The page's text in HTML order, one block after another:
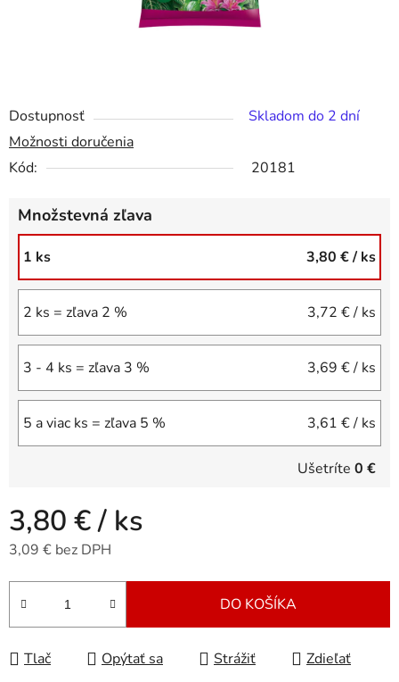
Dostupnosť
Skladom do 2 dní
Možnosti doručenia
Kód:
20181
Množstevná zľava
1 ks 3,80 €/ ks
2 ks = zľava 2 % 3,72 €/ ks
3 - 4 ks = zľava 3 % 3,69 €/ ks
5 a viac ks = zľava 5 % 3,61 €/ ks
Ušetríte 0 €
3,80 €/ ks
3,09 € bez DPH
Jednotková cena:
DO KOŠÍKA
Tlač Opýtať sa Strážiť Zdieľať